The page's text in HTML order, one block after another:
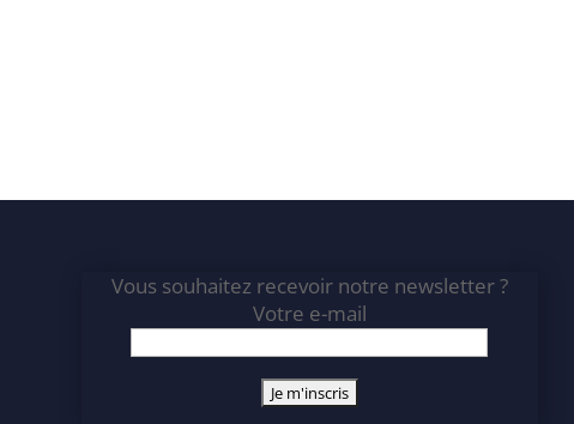
Vous souhaitez recevoir notre newsletter ?
Votre e-mail